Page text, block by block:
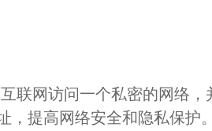
联网访问一个私密的网络，
提高网络安全和隐私保护。